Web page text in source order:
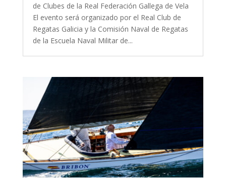
de Clubes de la Real Federación Gallega de Vela
El evento será organizado por el Real Club de
Regatas Galicia y la Comisión Naval de Regatas
de la Escuela Naval Militar de...